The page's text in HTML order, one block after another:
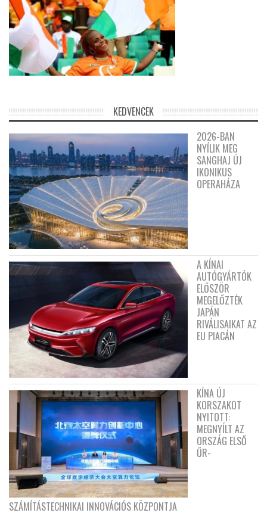
KEDVENCEK
2026-BAN
NYÍLIK MEG
SANGHAJ ÚJ
IKONIKUS
OPERAHÁZA
A KÍNAI
AUTÓGYÁRTÓK
ELŐSZÖR
MEGELŐZTÉK
JAPÁN
RIVÁLISAIKAT AZ
EU PIACÁN
KÍNA ÚJ
KORSZAKOT
NYITOTT:
MEGNYÍLT AZ
ORSZÁG ELSŐ
ŰR-
SZÁMÍTÁSTECHNIKAI INNOVÁCIÓS KÖZPONTJA